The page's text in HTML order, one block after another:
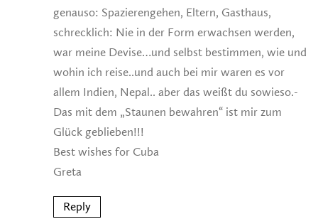
genauso: Spazierengehen, Eltern, Gasthaus,
schrecklich: Nie in der Form erwachsen werden,
war meine Devise…und selbst bestimmen, wie und
wohin ich reise..und auch bei mir waren es vor
allem Indien, Nepal.. aber das weißt du sowieso.-
Das mit dem „Staunen bewahren“ ist mir zum
Glück geblieben!!!
Best wishes for Cuba
Greta
Reply